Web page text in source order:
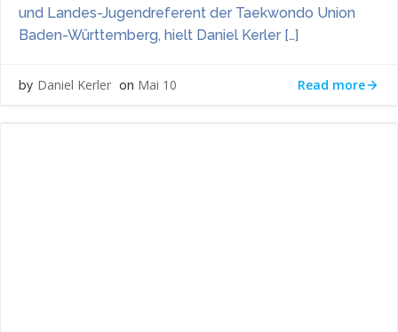
und Landes-Jugendreferent der Taekwondo Union
Baden-Württemberg, hielt Daniel Kerler […]
by Daniel Kerler on Mai 10 Read more